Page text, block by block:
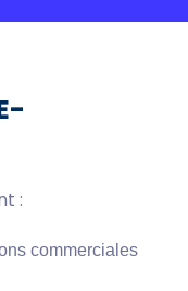
:
commerciales